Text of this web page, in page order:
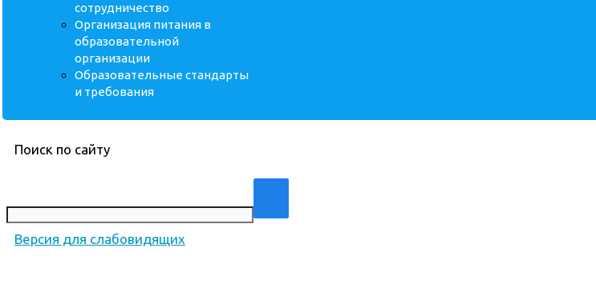
сотрудничество
Организация питания в
образовательной
организации
Образовательные стандарты
и требования
Поиск по сайту
Версия для слабовидящих